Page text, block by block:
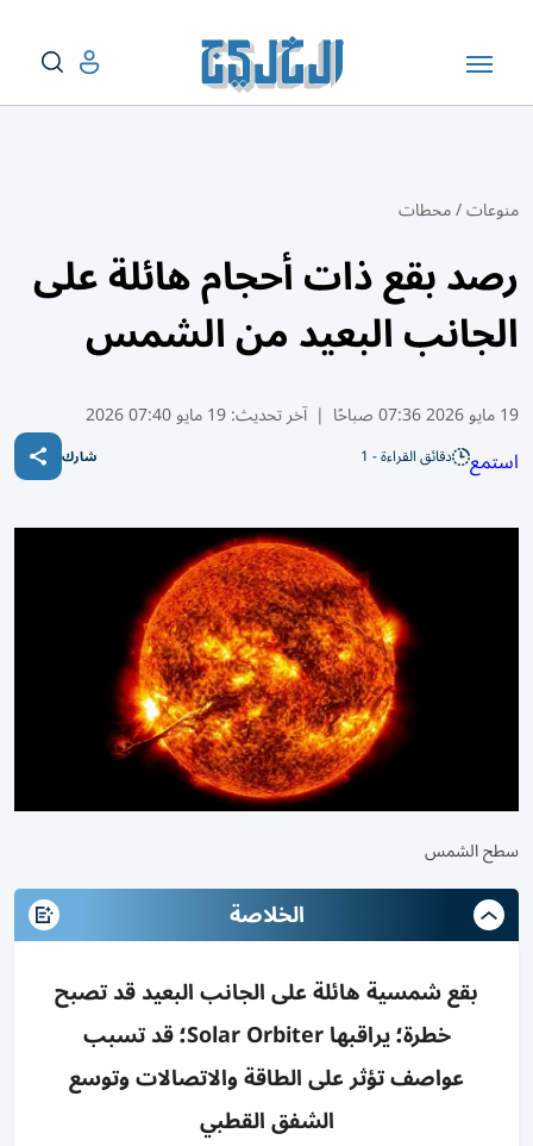
منوعات/محطات
رصد بقع ذات أحجام هائلة على
الجانب البعيد من الشمس
19 مايو 2026 07:36 صباحًا | آخر تحديث:19 مايو 07:40 2026
استمع دقائق القراءة - 1 شارك
سطح الشمس
الخلاصة
بقع شمسية هائلة على الجانب البعيد قد تصبح
خطرة؛ يراقبها Solar Orbiter؛ قد تسبب
عواصف تؤثر على الطاقة والاتصالات وتوسع
الشفق القطبي